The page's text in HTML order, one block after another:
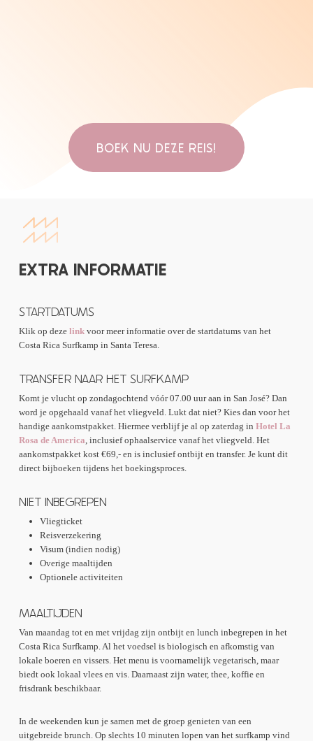
BOEK NU DEZE REIS!
EXTRA INFORMATIE
STARTDATUMS
Klik op deze linkvoor meer informatie over de startdatums van het
Costa Rica Surfkamp in Santa Teresa.
TRANSFER NAAR HET SURFKAMP
Komt je vlucht op zondagochtend vóór 07.00 uur aan in San José? Dan
word je opgehaald vanaf het vliegveld. Lukt dat niet? Kies dan voor het
handige aankomstpakket. Hiermee verblijf je al op zaterdag in Hotel La
Rosa de America, inclusief ophaalservice vanaf het vliegveld. Het
aankomstpakket kost €69,- en is inclusief ontbijt en transfer. Je kunt dit
direct bijboeken tijdens het boekingsproces.
NIET INBEGREPEN
Vliegticket
Reisverzekering
Visum (indien nodig)
Overige maaltijden
Optionele activiteiten
MAALTIJDEN
Van maandag tot en met vrijdag zijn ontbijt en lunch inbegrepen in het
Costa Rica Surfkamp. Al het voedsel is biologisch en afkomstig van
lokale boeren en vissers. Het menu is voornamelijk vegetarisch, maar
biedt ook lokaal vlees en vis. Daarnaast zijn water, thee, koffie en
frisdrank beschikbaar.
In de weekenden kun je samen met de groep genieten van een
uitgebreide brunch. Op slechts 10 minuten lopen van het surfkamp vind